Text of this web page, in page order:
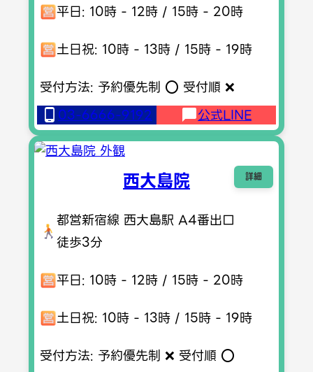
平日: 10時 - 12時 / 15時 - 20時
土日祝: 10時 - 13時 / 15時 - 19時
受付方法: 予約優先制 ⭕️ 受付順 ❌
03-6666-9192
公式LINE
詳細
西大島院
都営新宿線 西大島駅 A4番出口
徒歩3分
平日: 10時 - 12時 / 15時 - 20時
土日祝: 10時 - 13時 / 15時 - 19時
受付方法: 予約優先制 ❌ 受付順 ⭕️